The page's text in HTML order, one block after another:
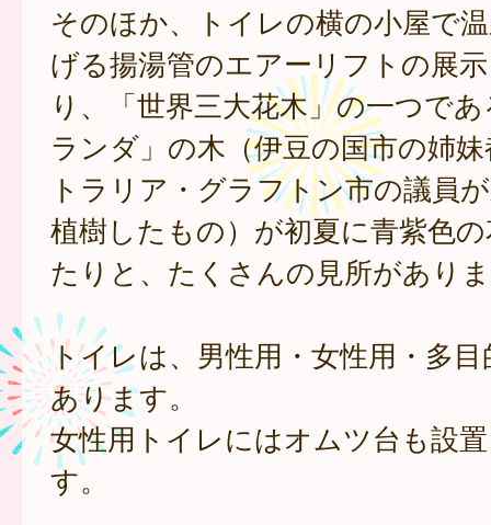
そのほか、トイレの横の小屋で
げる揚湯管のエアーリフトの展
り、「世界三大花木」の一つで
ランダ」の木（伊豆の国市の姉
トラリア・グラフトン市の議員
植樹したもの）が初夏に青紫色
たりと、たくさんの見所があり
トイレは、男性用・女性用・多
あります。
女性用トイレにはオムツ台も設
す。